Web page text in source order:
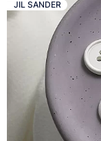
JIL SANDER